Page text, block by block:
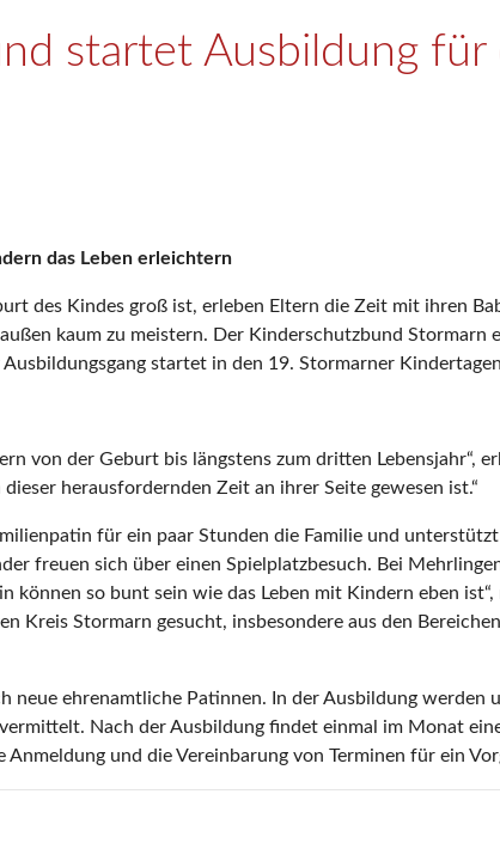
startet Ausbildung
das Leben erleichtern
des Kindes groß ist, erleben Eltern die Zeit mit ihren
kaum zu meistern. Der Kinderschutzbund
startet in den 19. Stormarner
von der Geburt bis längstens zum dritten Lebensjahr“,
herausfordernden Zeit an ihrer Seite gewesen ist.“
für ein paar Stunden die Familie und
freuen sich über einen Spielplatzbesuch. Bei
können so bunt sein wie das Leben mit Kindern eben
Kreis Stormarn gesucht, insbesondere aus den
neue ehrenamtliche Patinnen. In der Ausbildung
Nach der Ausbildung findet einmal im Monat
und die Vereinbarung von Terminen für ein